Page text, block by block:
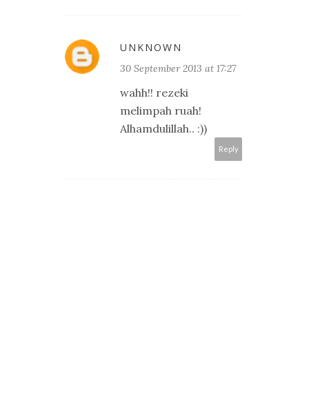
UNKNOWN
30 September 2013 at 17:27
wahh!! rezeki
melimpah ruah!
Alhamdulillah.. :))
Reply